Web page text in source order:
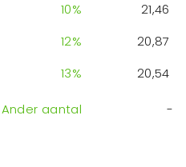
10%
21,46
12%
20,87
13% 20,54
Ander aantal -